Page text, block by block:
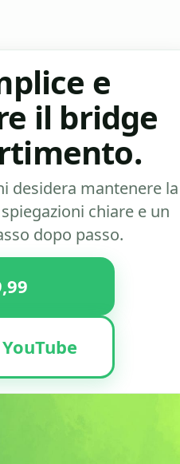
e
il bridge
desidera mantenere la
chiare e un
dopo passo.